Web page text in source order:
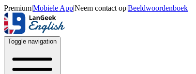
Premium|Mobiele App|Neem contact op|Beeldwoordenboek
Toggle navigation